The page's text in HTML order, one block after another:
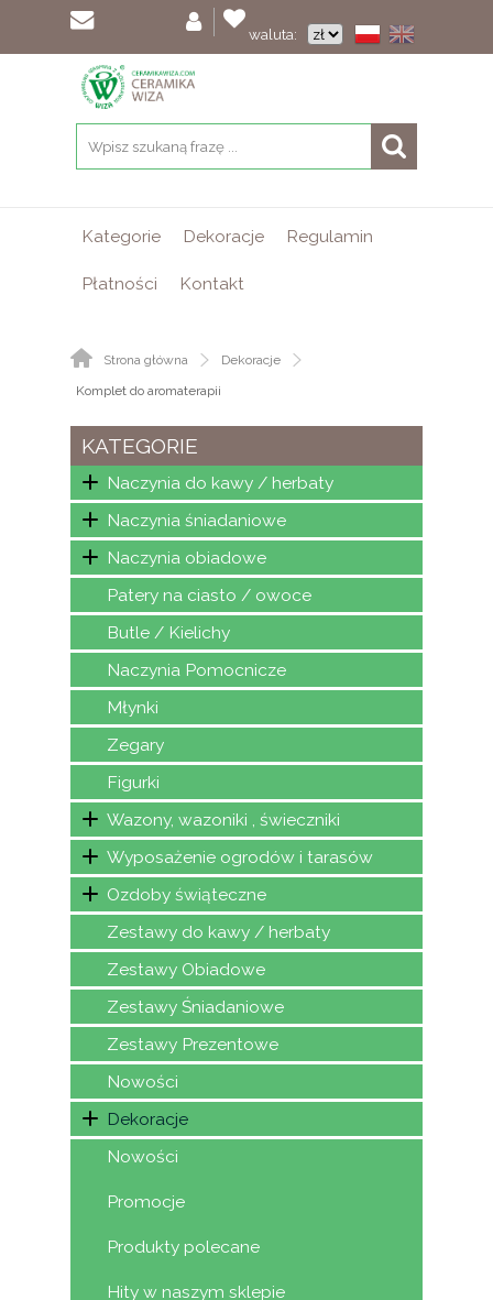
waluta:
Kategorie Dekoracje Regulamin
Płatności Kontakt
Strona główna
Dekoracje
Komplet do aromaterapii
KATEGORIE
Naczynia do kawy / herbaty
Naczynia śniadaniowe
Naczynia obiadowe
Patery na ciasto / owoce
Butle / Kielichy
Naczynia Pomocnicze
Młynki
Zegary
Figurki
Wazony, wazoniki , świeczniki
Wyposażenie ogrodów i tarasów
Ozdoby świąteczne
Zestawy do kawy / herbaty
Zestawy Obiadowe
Zestawy Śniadaniowe
Zestawy Prezentowe
Nowości
Dekoracje
Nowości
Promocje
Produkty polecane
Hity w naszym sklepie